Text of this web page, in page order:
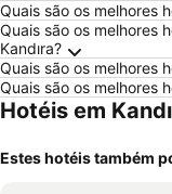
Quais são os melhores
Quais são os melhores
Kandıra?
Quais são os melhores
Quais são os melhores
Hotéis em
Estes hotéis também